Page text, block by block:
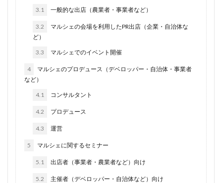
3.1 一般的な出店（農業者・事業者など）
3.2
マルシェの会場を利用したPR出店（企業・自治体な
ど）
3.3 マルシェでのイベント開催
4
マルシェのプロデュース（デベロッパー・自治体・事業者
など）
4.1 コンサルタント
4.2 プロデュース
4.3 運営
5 マルシェに関するセミナー
5.1 出店者（事業者・農業者など）向け
5.2 主催者（デベロッパー・自治体など）向け